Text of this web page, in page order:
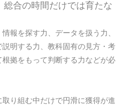
合の時間だけでは育たな
報を探す力、データを扱う力、
明する力、教科固有の見方・考
拠をもって判断する力などが必
り組む中だけで円滑に獲得が進